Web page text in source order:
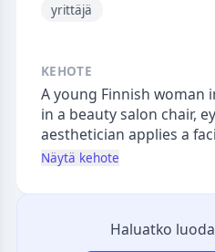
yrittäjä
KEHOTE
A young Finnish woman
in a beauty salon chair,
aesthetician applies a
small brush near her
diffused Finnish winter
a concrete floor, and a
Näytä kehote
Haluatko